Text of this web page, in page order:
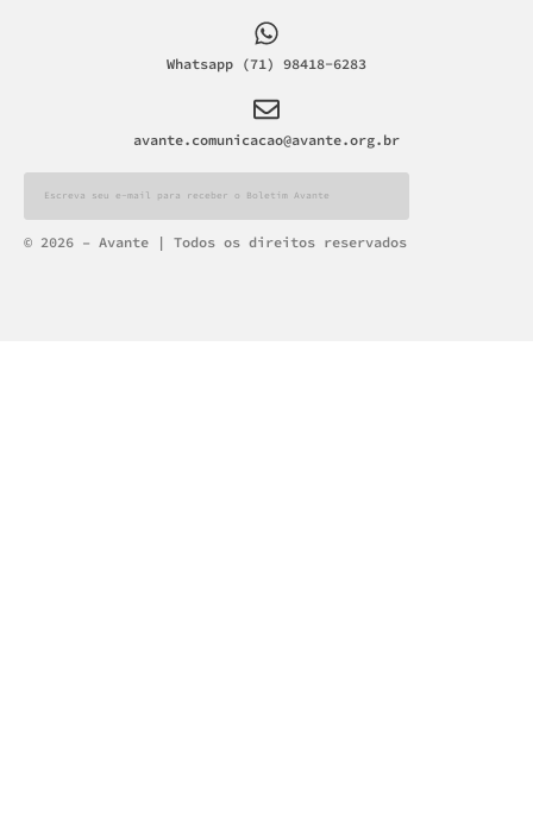
Whatsapp (71) 98418-6283
avante.comunicacao@avante.org.br
Alternative:
© 2026 – Avante | Todos os direitos reservados